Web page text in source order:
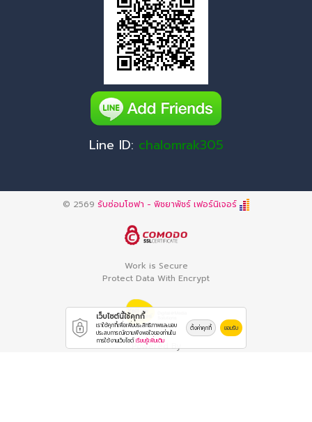
Line ID: chalomrak305
© 2569 รับซ่อมโซฟา - พิชยาพัชร์ เฟอร์นิเจอร์
Work is Secure
Protect Data With Encrypt
Powered By
เว็บไซต์นี้ใช้คุกกี้
เราใช้คุกกี้เพื่อเพิ่มประสิทธิภาพและมอบ
ประสบการณ์ความพึงพอใจของท่านใน
การใช้งานเว็บไซต์เรียนรู้เพิ่มเติม
ตั้งค่าคุกกี้ ยอมรับ